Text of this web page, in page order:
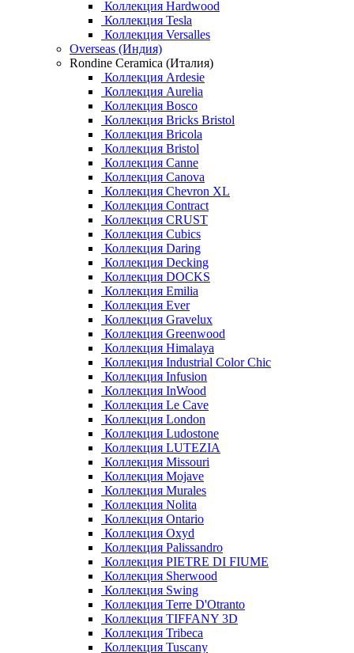
Коллекция Hardwood
Коллекция Tesla
Коллекция Versalles
Overseas (Индия)
Rondine Ceramica (Италия)
Коллекция Ardesie
Коллекция Aurelia
Коллекция Bosco
Коллекция Bricks Bristol
Коллекция Bricola
Коллекция Bristol
Коллекция Canne
Коллекция Canova
Коллекция Chevron XL
Коллекция Contract
Коллекция CRUST
Коллекция Cubics
Коллекция Daring
Коллекция Decking
Коллекция DOCKS
Коллекция Emilia
Коллекция Ever
Коллекция Gravelux
Коллекция Greenwood
Коллекция Himalaya
Коллекция Industrial Color Chic
Коллекция Infusion
Коллекция InWood
Коллекция Le Cave
Коллекция London
Коллекция Ludostone
Коллекция LUTEZIA
Коллекция Missouri
Коллекция Mojave
Коллекция Murales
Коллекция Nolita
Коллекция Ontario
Коллекция Oxyd
Коллекция Palissandro
Коллекция PIETRE DI FIUME
Коллекция Sherwood
Коллекция Swing
Коллекция Terre D'Otranto
Коллекция TIFFANY 3D
Коллекция Tribeca
Коллекция Tuscany